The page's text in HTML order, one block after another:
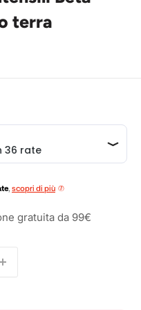
terra
, scopri di più
gratuita da 99€